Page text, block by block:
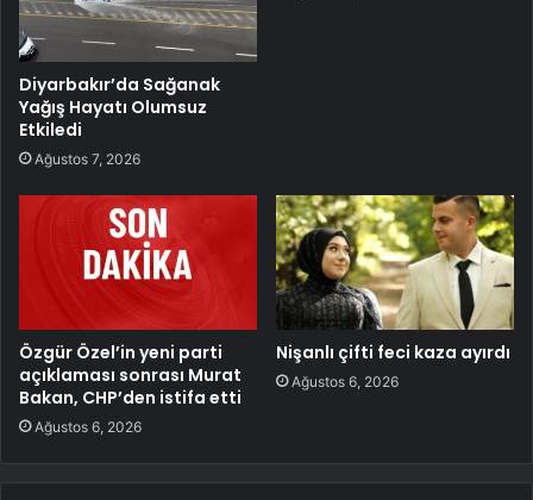
Diyarbakır’da Sağanak
Yağış Hayatı Olumsuz
Etkiledi
Ağustos 7, 2026
Özgür Özel’in yeni parti
açıklaması sonrası Murat
Bakan, CHP’den istifa etti
Ağustos 6, 2026
Nişanlı çifti feci kaza ayırdı
Ağustos 6, 2026